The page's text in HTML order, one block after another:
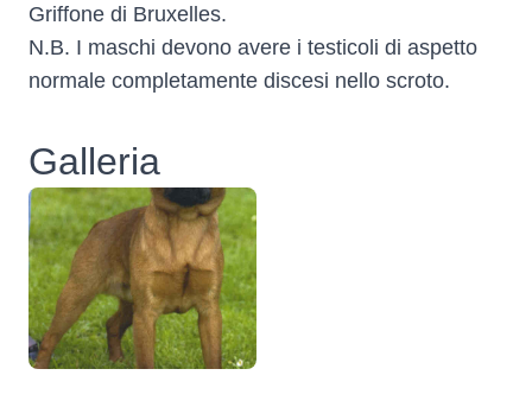
Griffone di Bruxelles.
N.B. I maschi devono avere i testicoli di aspetto
normale completamente discesi nello scroto.
Galleria